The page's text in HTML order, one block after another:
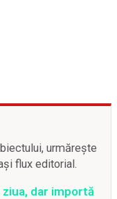
urmărește
flux editorial.
dar importă